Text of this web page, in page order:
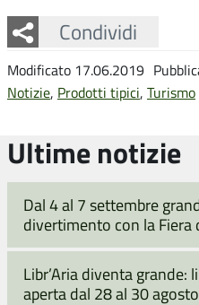
Condividi
Facebook
Twitter
Whatsapp
Modificato 17.06.2019
Notizie, Prodotti tipici, Turismo
Ultime notizie
Dal 4 al 7 settembre
divertimento con la Fiera
Libr’Aria diventa grande:
aperta dal 28 al 30 agosto